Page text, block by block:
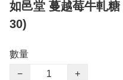
如邑堂 蔓越莓牛軋
30)
數量
−
+